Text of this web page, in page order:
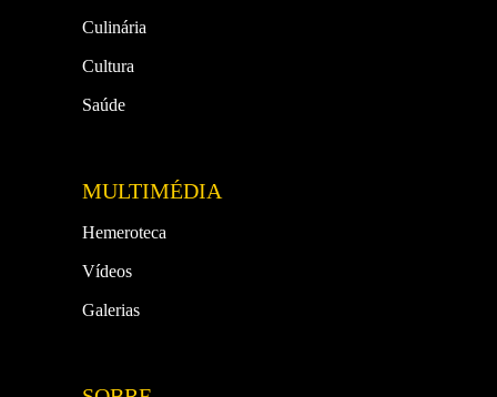
Culinária
Cultura
Saúde
MULTIMÉDIA
Hemeroteca
Vídeos
Galerias